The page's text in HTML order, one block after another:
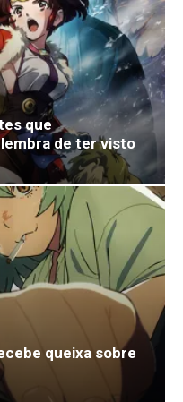
que
de ter visto
queixa sobre